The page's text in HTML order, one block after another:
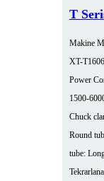
T
Makine
XT-T1606
Power
1500-
Chuck
Round
tube: